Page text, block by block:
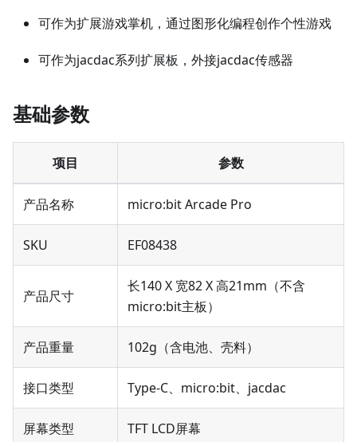
可作为扩展游戏掌机，通过图形化编程创作个性游戏
可作为jacdac系列扩展板，外接jacdac传感器
基础参数
项目 参数
产品名称 micro:bit Arcade Pro
SKU EF08438
产品尺寸
长140 X 宽82 X 高21mm（不含
micro:bit主板）
产品重量 102g（含电池、壳料）
接口类型 Type-C、micro:bit、jacdac
屏幕类型 TFT LCD屏幕